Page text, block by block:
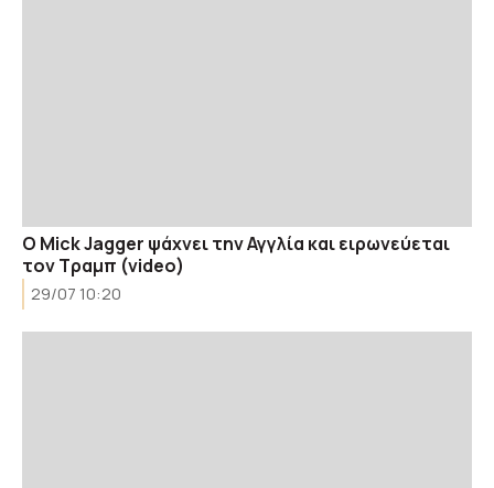
Ο Mick Jagger ψάχνει την Αγγλία και ειρωνεύεται
τον Τραμπ (video)
29/07 10:20